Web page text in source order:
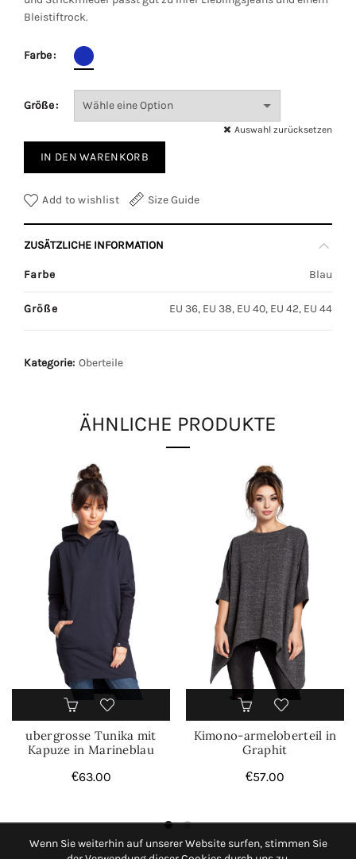
Bleistiftrock.
Farbe
Größe
Auswahl zurücksetzen
IN DEN WARENKORB
Add to wishlist Size Guide
ZUSÄTZLICHE INFORMATION
Farbe Blau
Größe EU 36, EU 38, EU 40, EU 42, EU 44
Kategorie: Oberteile
ÄHNLICHE PRODUKTE
ubergrosse Tunika mit
Kapuze in Marineblau
€63.00
Kimono-armeloberteil in
Graphit
€57.00
Wenn Sie weiterhin auf unserer Website surfen, stimmen Sie